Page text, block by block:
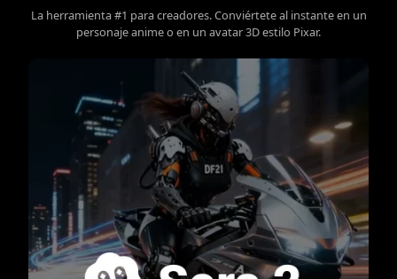
La herramienta #1 para creadores. Conviértete al instante en un
personaje anime o en un avatar 3D estilo Pixar.